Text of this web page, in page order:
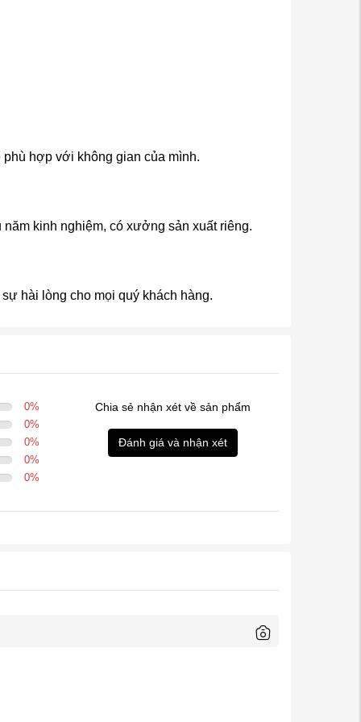
hợp với không gian của mình.
kinh nghiệm, có xưởng sản xuất riêng.
hài lòng cho mọi quý khách hàng.
0%
0%
0%
0%
0%
Chia sẻ nhận xét về sản phẩm
Đánh giá và nhận xét